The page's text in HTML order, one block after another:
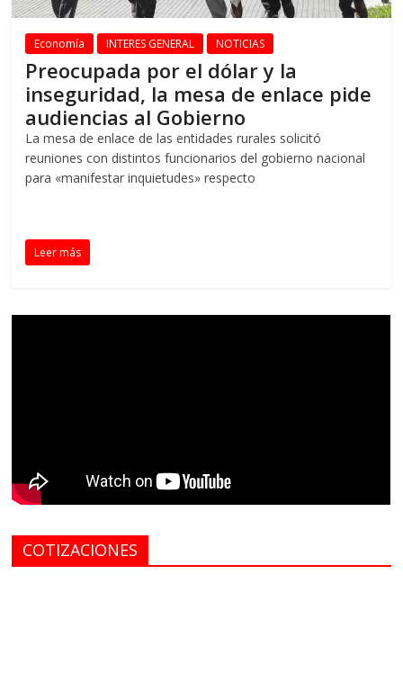
Economía INTERES GENERAL NOTICIAS
Preocupada por el dólar y la
inseguridad, la mesa de enlace pide
audiencias al Gobierno
La mesa de enlace de las entidades rurales solicitó
reuniones con distintos funcionarios del gobierno nacional
para «manifestar inquietudes» respecto
Leer más
COTIZACIONES